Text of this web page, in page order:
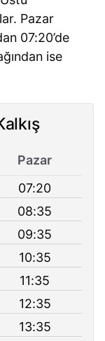
Pazar
07:20’de
ise
Pazar
07:20
08:35
09:35
10:35
11:35
12:35
13:35